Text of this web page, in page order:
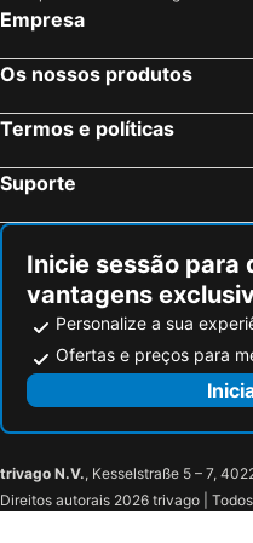
Fortaleza, Ceará Hotéis
Foz do Iguaçu, Paraná
Porto Seguro, Bahia Hotéis
Empresa
Os nossos produtos
Termos e políticas
Suporte
Inicie sessão para
vantagens
Personalize a sua
Ofertas e preços para
trivago N.V., Kesselstraße 5 – 7,
Direitos autorais 2026 trivago |